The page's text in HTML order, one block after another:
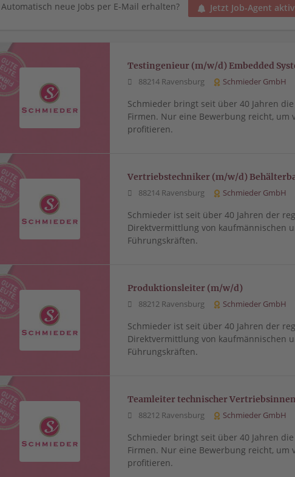
Automatisch neue Jobs per E-Mail erhalten? Jetzt Job-Agent
Testingenieur (m/w/d) Embedded
88214 Ravensburg Schmieder GmbH
Schmieder bringt seit über 40 Jahren
Firmen. Nur eine Bewerbung reicht, um
profitieren.
Vertriebstechniker (m/w/d)
88214 Ravensburg Schmieder GmbH
Schmieder ist seit über 40 Jahren der
Direktvermittlung von kaufmännischen
Führungskräften.
Produktionsleiter (m/w/d)
88212 Ravensburg Schmieder GmbH
Schmieder ist seit über 40 Jahren der
Direktvermittlung von kaufmännischen
Führungskräften.
Teamleiter technischer
88212 Ravensburg Schmieder GmbH
Schmieder bringt seit über 40 Jahren
Firmen. Nur eine Bewerbung reicht, um
profitieren.